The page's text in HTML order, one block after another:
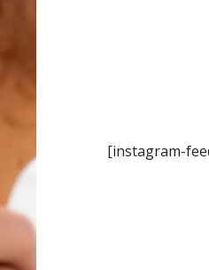
[instagram-